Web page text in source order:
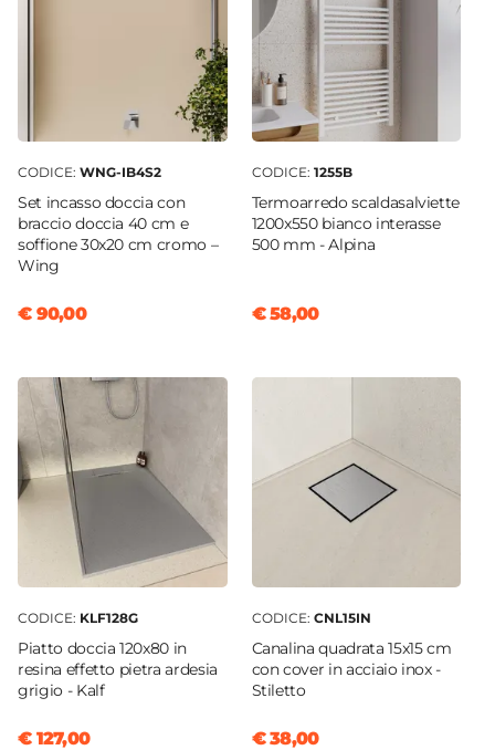
CODICE: WNG-IB4S2
Set incasso doccia con
braccio doccia 40 cm e
soffione 30x20 cm cromo –
Wing
€ 90,00
CODICE: 1255B
Termoarredo scaldasalviette
1200x550 bianco interasse
500 mm - Alpina
€ 58,00
CODICE: KLF128G
Piatto doccia 120x80 in
resina effetto pietra ardesia
grigio - Kalf
€ 127,00
CODICE: CNL15IN
Canalina quadrata 15x15 cm
con cover in acciaio inox -
Stiletto
€ 38,00